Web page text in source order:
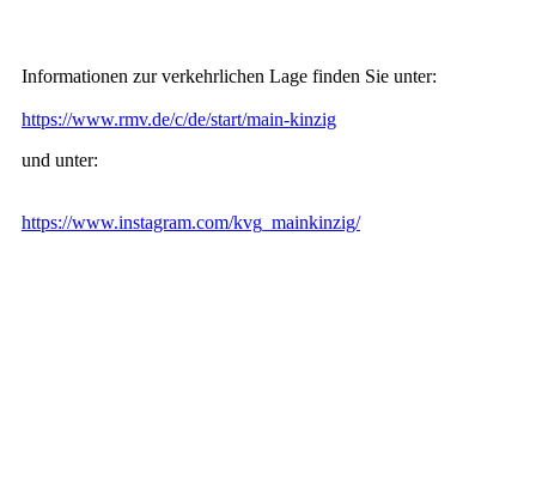
Informationen zur verkehrlichen Lage finden Sie unter:
https://www.rmv.de/c/de/start/main-kinzig
und unter:
https://www.instagram.com/kvg_mainkinzig/